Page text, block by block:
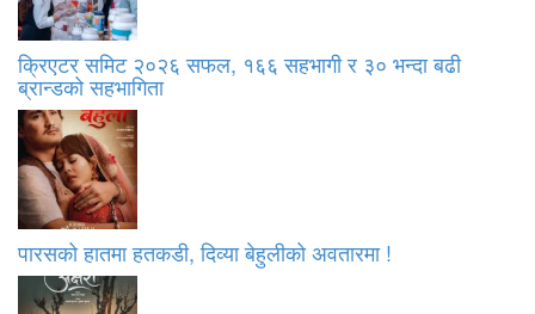
क्रिएटर समिट २०२६ सफल, १६६ सहभागी र ३० भन्दा बढी
ब्रान्डको सहभागिता
पारसको हातमा हतकडी, दिव्या बेहुलीको अवतारमा !